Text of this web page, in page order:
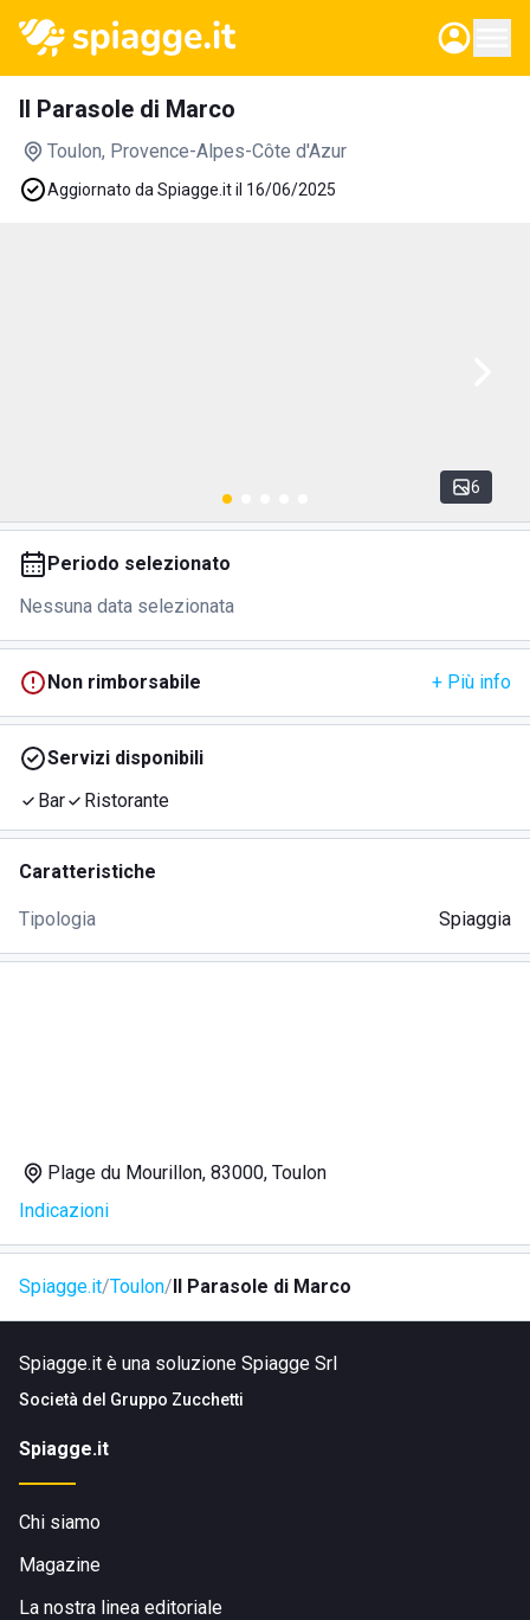
Il Parasole di Marco
Toulon, Provence-Alpes-Côte d'Azur
Aggiornato da Spiagge.it il 16/06/2025
6
Periodo selezionato
Nessuna data selezionata
Non rimborsabile + Più info
Servizi disponibili
Bar
Ristorante
Caratteristiche
Tipologia Spiaggia
Plage du Mourillon, 83000, Toulon
Indicazioni
Spiagge.it Toulon Il Parasole di Marco
Spiagge.it è una soluzione Spiagge Srl
Società del Gruppo Zucchetti
Spiagge.it
Chi siamo
Magazine
La nostra linea editoriale